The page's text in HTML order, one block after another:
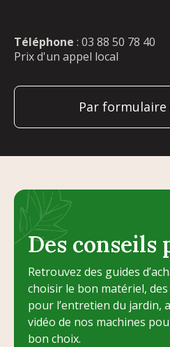
Téléphone : 03 88 50 78 40
Prix d'un appel local
Par
Des conseils
Retrouvez des guides
choisir le bon matériel,
pour l’entretien du jardin,
vidéo de nos machines
bon choix.